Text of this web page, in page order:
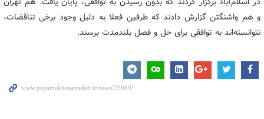
و هم واشنگتن گزارش دادند که طرفین فعلا به دلیل وجود برخی تناقضات،
نتوانسته‌اند به توافقی برای حل و فصل بلندمدت برسند.